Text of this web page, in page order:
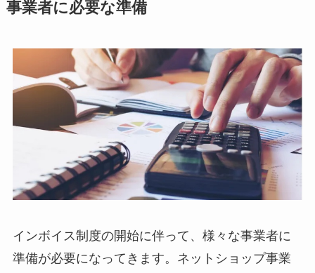
事業者に必要な準備
インボイス制度の開始に伴って、様々な事業者に
準備が必要になってきます。ネットショップ事業